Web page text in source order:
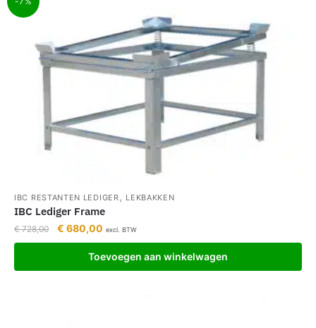
IBC RESTANTEN LEDIGER, LEKBAKKEN
IBC Lediger Frame
€728,00 € 680,00 excl. BTW
Toevoegen aan winkelwagen